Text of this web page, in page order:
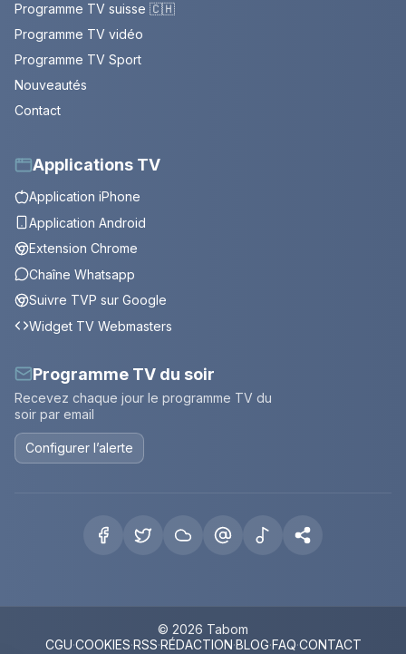
Programme TV suisse 🇨🇭
Programme TV vidéo
Programme TV Sport
Nouveautés
Contact
Applications TV
Application iPhone
Application Android
Extension Chrome
Chaîne Whatsapp
Suivre TVP sur Google
Widget TV Webmasters
Programme TV du soir
Recevez chaque jour le programme TV du
soir par email
Configurer l’alerte
© 2026 Tabom
CGU·COOKIES·RSS·RÉDACTION·BLOG·FAQ·CONTACT